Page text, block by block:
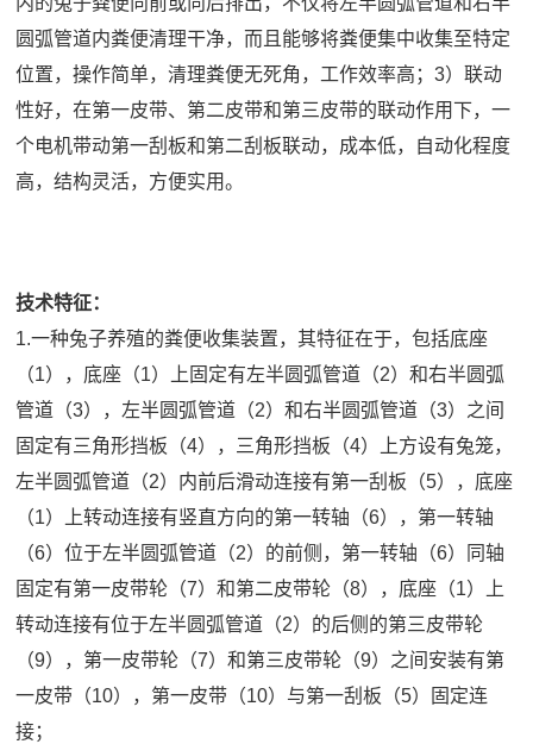
圆弧管道内粪便清理干净，而且能够将粪便集中收集至特定
位置，操作简单，清理粪便无死角，工作效率高；3）联动
性好，在第一皮带、第二皮带和第三皮带的联动作用下，一
个电机带动第一刮板和第二刮板联动，成本低，自动化程度
高，结构灵活，方便实用。
技术特征：
1.一种兔子养殖的粪便收集装置，其特征在于，包括底座
（1），底座（1）上固定有左半圆弧管道（2）和右半圆弧
管道（3），左半圆弧管道（2）和右半圆弧管道（3）之间
固定有三角形挡板（4），三角形挡板（4）上方设有兔笼，
左半圆弧管道（2）内前后滑动连接有第一刮板（5），底座
（1）上转动连接有竖直方向的第一转轴（6），第一转轴
（6）位于左半圆弧管道（2）的前侧，第一转轴（6）同轴
固定有第一皮带轮（7）和第二皮带轮（8），底座（1）上
转动连接有位于左半圆弧管道（2）的后侧的第三皮带轮
（9），第一皮带轮（7）和第三皮带轮（9）之间安装有第
一皮带（10），第一皮带（10）与第一刮板（5）固定连
接；